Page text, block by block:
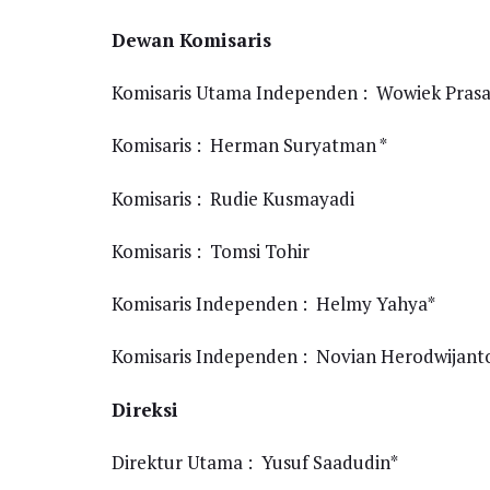
Dewan Komisaris
Komisaris Utama Independen : Wowiek
Komisaris : Herman Suryatman *
Komisaris : Rudie Kusmayadi
Komisaris : Tomsi Tohir
Komisaris Independen : Helmy Yahya*
Komisaris Independen : Novian
Direksi
Direktur Utama : Yusuf Saadudin*